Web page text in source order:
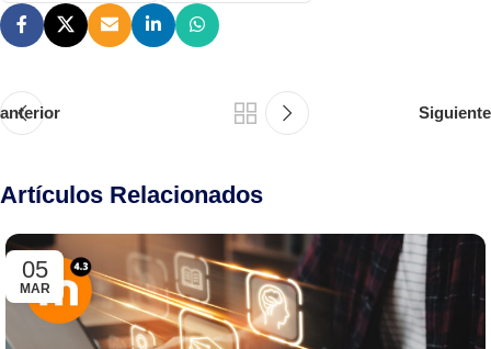
anterior Siguiente
Artículos Relacionados
05
MAR